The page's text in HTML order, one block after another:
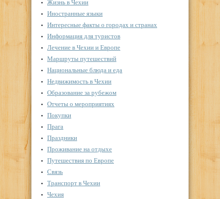
Жизнь в Чехии
Иностранные языки
Интересные факты о городах и странах
Информация для туристов
Лечение в Чехии и Европе
Маршруты путешествий
Национальные блюда и еда
Недвижимость в Чехии
Образование за рубежом
Отчеты о мероприятиях
Покупки
Прага
Праздники
Проживание на отдыхе
Путешествия по Европе
Связь
Транспорт в Чехии
Чехия